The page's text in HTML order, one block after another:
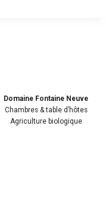
Domaine Fontaine Neuve
Chambres & table d’hôtes
Agriculture biologique